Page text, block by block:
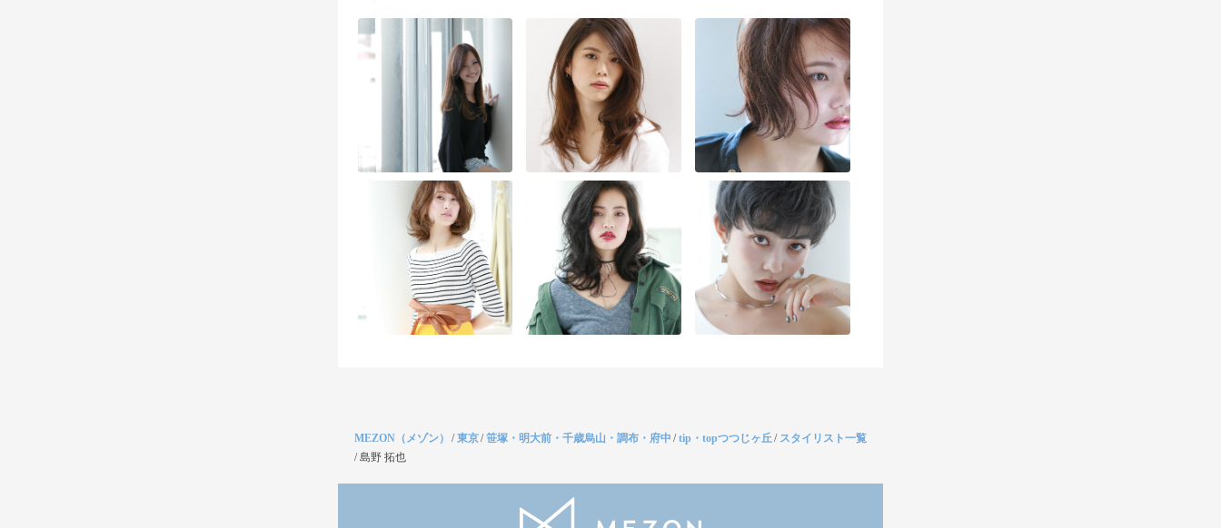
MEZON（メゾン） /東京/笹塚・明大前・千歳烏山・調布・府中 /tip・topつつじヶ丘/ スタイリスト一覧
/島野 拓也